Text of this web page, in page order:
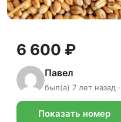
6 600 ₽
Павел
был(а) 7 лет назад
Показать номер